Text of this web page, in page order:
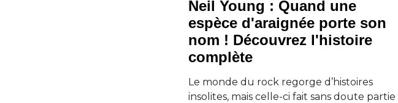
Neil Young : Quand une
espèce d'araignée porte son
nom ! Découvrez l'histoire
complète
Le monde du rock regorge d’histoires
insolites, mais celle-ci fait sans doute partie